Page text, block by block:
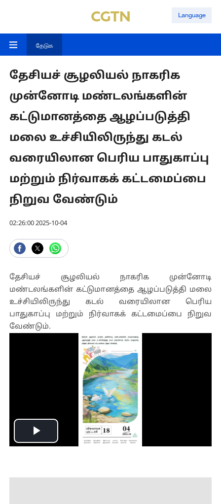
Language
தேடுக
தேசியச் சூழலியல் நாகரிக
முன்னோடி மண்டலங்களின்
கட்டுமானத்தை ஆழப்படுத்தி
மலை உச்சியிலிருந்து கடல்
வரையிலான பெரிய பாதுகாப்பு
மற்றும் நிர்வாகக் கட்டமைப்பை
நிறுவ வேண்டும்
02:26:00 2025-10-04
தேசியச் சூழலியல் நாகரிக முன்னோடி
மண்டலங்களின் கட்டுமானத்தை ஆழப்படுத்தி மலை
உச்சியிலிருந்து கடல் வரையிலான பெரிய
பாதுகாப்பு மற்றும் நிர்வாகக் கட்டமைப்பை நிறுவ
வேண்டும்.
Play